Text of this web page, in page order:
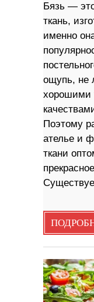
Бязь —
ткань,
именно
ощупь, не
хорошими
Поэтому
ателье и
ткани